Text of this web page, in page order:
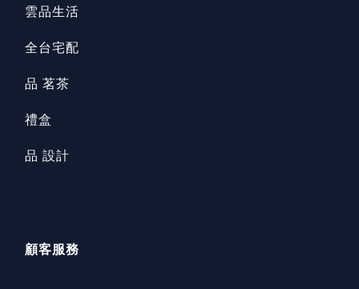
雲品生活
全台宅配
品 茗茶
禮盒
品 設計
顧客服務